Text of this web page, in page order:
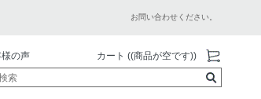
お問い合わせください。
様の声 カート ((商品が空です))